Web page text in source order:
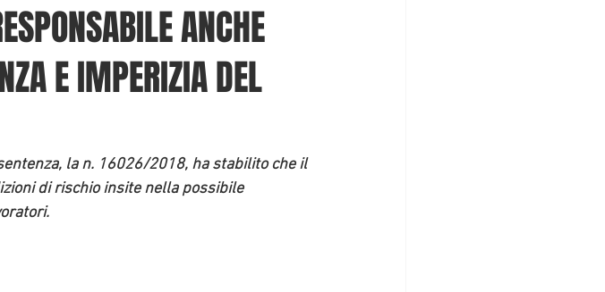
ANCHE
E IMPERIZIA DEL
la n. 16026/2018, ha stabilito che il
di rischio insite nella possibile